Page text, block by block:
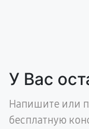
У Вас
Напишите или
бесплатную